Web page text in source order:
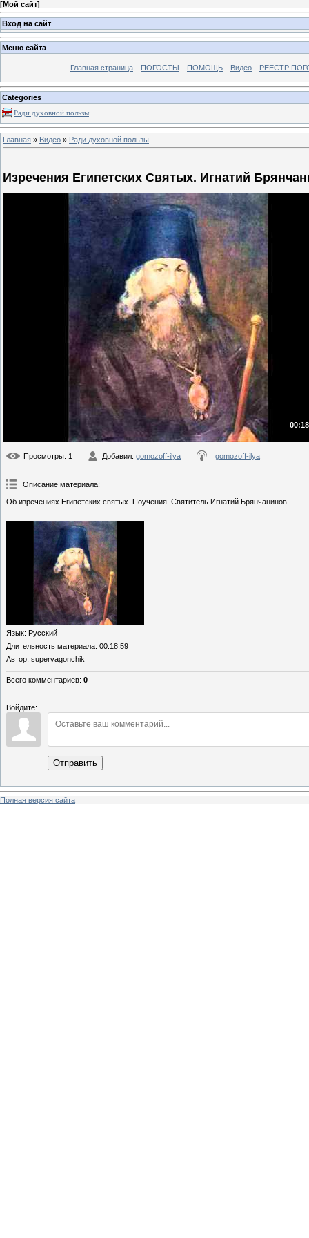
[Мой сайт]
Вход на сайт
Меню сайта
Главная страница ПОГОСТЫ ПОМОЩЬ Видео РЕЕСТР
Categories
Ради духовной пользы
Главная » Видео » Ради духовной пользы
Изpeчeния Eгипeтcкиx Святыx. Игнатий
Просмотры: 1 Добавил: gomozoff-ilya gomozoff-ilya
Описание материала:
Oб изpeчeнияx Eгипeтcкиx cвятыx. Поучения. Святитель Игнатий Брянчанинов.
Язык: Русский
Длительность материала: 00:18:59
Автор: supervagonchik
Всего комментариев: 0
Войдите:
Отправить
Полная версия сайта